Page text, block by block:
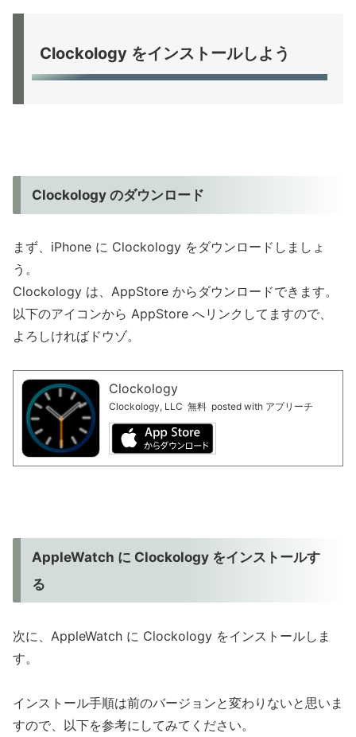
Clockology をインストールしよう
Clockology のダウンロード
まず、iPhone に Clockology をダウンロードしましょ
う。
Clockology は、AppStore からダウンロードできます。
以下のアイコンから AppStore へリンクしてますので、
よろしければドウゾ。
Clockology
Clockology, LLC 無料 posted with アプリーチ
AppleWatch に Clockology をインストールす
る
次に、AppleWatch に Clockology をインストールしま
す。
インストール手順は前のバージョンと変わりないと思いま
すので、以下を参考にしてみてください。